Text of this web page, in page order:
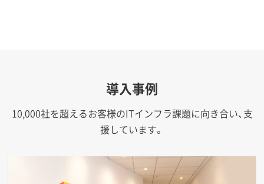
導入事例
10,000社を超えるお客様のITインフラ課題に向き合い、支
援しています。